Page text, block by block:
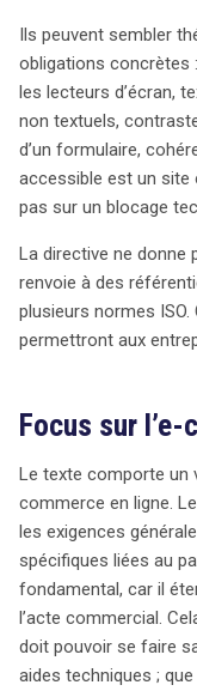
Ils peuvent sembler
obligations concrètes
les lecteurs d’écran,
non textuels,
d’un formulaire,
accessible est un site
pas sur un blocage
La directive ne donne
renvoie à des
plusieurs normes
permettront aux
Focus sur
Le texte comporte un
commerce en ligne.
les exigences
spécifiques liées au
fondamental, car il
l’acte commercial.
doit pouvoir se faire
aides techniques ;